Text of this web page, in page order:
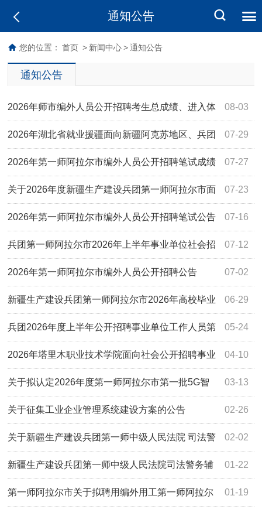
通知公告
您的位置： 首页 > 新闻中心 > 通知公告
通知公告
08-03
2026年师市编外人员公开招聘考生总成绩、进入体
检人员名单及相关事宜的通知 07-29
2026年湖北省就业援疆面向新疆阿克苏地区、兵团
一师高校毕业生专项公开招聘事业单位工作人员公告 07-27
2026年第一师阿拉尔市编外人员公开招聘笔试成绩
及线下面试相关事宜的公告 07-23
关于2026年度新疆生产建设兵团第一师阿拉尔市面
向社会招募“三支一扶”计划 人员笔试成绩及面试工作有关事
项的 通知
07-16
2026年第一师阿拉尔市编外人员公开招聘笔试公告
07-12
兵团第一师阿拉尔市2026年上半年事业单位社会招
聘工作人员拟聘用人员名单公示 07-02
2026年第一师阿拉尔市编外人员公开招聘公告
06-29
新疆生产建设兵团第一师阿拉尔市2026年高校毕业
生“三支一扶”计划招募公告 05-24
兵团2026年度上半年公开招聘事业单位工作人员第
一师阿拉尔市考区考生总成绩、进入体检人员名单及相关事
宜的通知
04-10
2026年塔里木职业技术学院面向社会公开招聘事业
单位工作人员面试公告 03-13
关于拟认定2026年度第一师阿拉尔市第一批5G智
能工厂名单的公示 02-26
关于征集工业企业管理系统建设方案的公告
02-02
关于新疆生产建设兵团第一师中级人民法院 司法警
务辅助人员公开招聘资格复审、笔试、面试、体能测评相关
事宜的公告
01-22
新疆生产建设兵团第一师中级人民法院司法警务辅
助人员招聘公告 01-19
第一师阿拉尔市关于拟聘用编外用工第一师阿拉尔